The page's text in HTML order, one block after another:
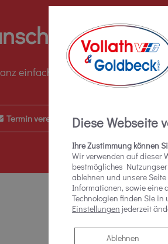
einfach und bequem Online
Termin vereinbarenDiese Webseite
Ihre Zustimmung können
Wir verwenden auf dieser
bestmögliches
ablehnen und unsere
Informationen, sowie eine
Technologien finden Sie in
Einstellungen jederzeit
Ablehnen
Ablehnen